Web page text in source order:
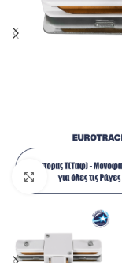
Κλικ για